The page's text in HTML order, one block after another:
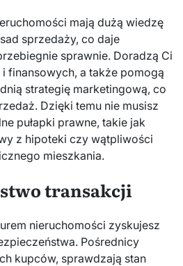
mają dużą wiedzę
sprzedaży, co daje
sprawnie. Doradzą Ci
finansowych, a także pomogą
strategię marketingową, co
Dzięki temu nie musisz
pułapki prawne, takie jak
z hipoteki czy wątpliwości
mieszkania.
transakcji
nieruchomości zyskujesz
Pośrednicy
kupców, sprawdzają stan